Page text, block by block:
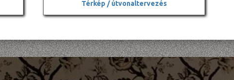
Térkép / útvonaltervezés